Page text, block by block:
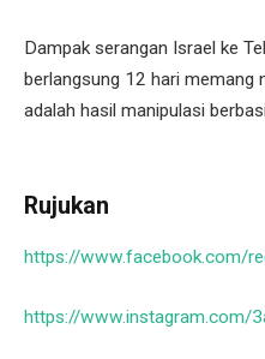
Dampak serangan Israel ke
berlangsung 12 hari memang
adalah hasil manipulasi
Rujukan
https://www.facebook.com/
https://www.instagram.com/